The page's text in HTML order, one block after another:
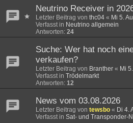
Neutrino Receiver in
Letzter Beitrag von thc04 « Mi 5.
Verfasst in Neutrino allgemein
Antworten: 24
Suche: Wer hat noch
verkaufen?
Letzter Beitrag von Branther « Mi
Verfasst in Trödelmarkt
Antworten: 12
News vom 03.08.2026
Letzter Beitrag von tewsbo « Di 4.
Verfasst in Sat- und Transponder-